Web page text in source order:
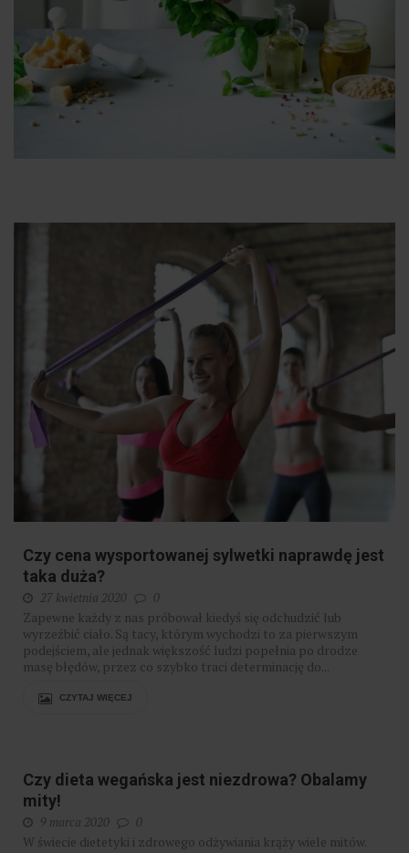
Czy cena wysportowanej sylwetki naprawdę jest
taka duża?
27 kwietnia 2020 0
Zapewne każdy z nas próbował kiedyś się odchudzić lub
wyrzeźbić ciało. Są tacy, którym wychodzi to za pierwszym
podejściem, ale jednak większość ludzi popełnia po drodze
masę błędów, przez co szybko traci determinację do...
CZYTAJ WIĘCEJ
Czy dieta wegańska jest niezdrowa? Obalamy
mity!
9 marca 2020 0
W świecie dietetyki i zdrowego odżywiania krąży wiele mitów.